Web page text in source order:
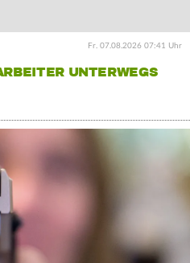
Fr. 07.08.2026 07:41 Uhr
UNTERWEGS